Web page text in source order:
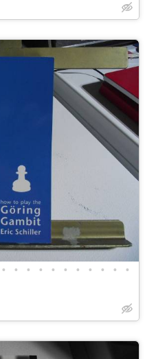
• • • • • • • • • • •